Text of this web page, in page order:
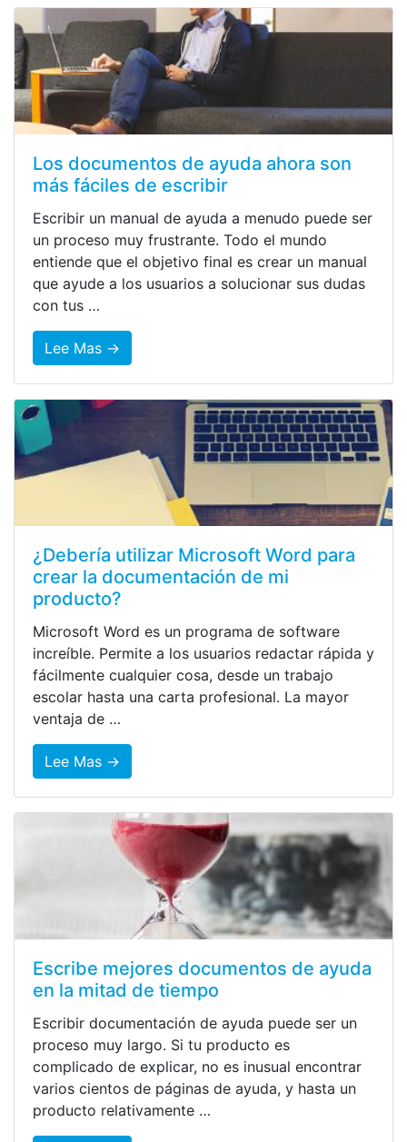
Los documentos de ayuda ahora son
más fáciles de escribir
Escribir un manual de ayuda a menudo puede ser
un proceso muy frustrante. Todo el mundo
entiende que el objetivo final es crear un manual
que ayude a los usuarios a solucionar sus dudas
con tus …
Lee Mas →
¿Debería utilizar Microsoft Word para
crear la documentación de mi
producto?
Microsoft Word es un programa de software
increíble. Permite a los usuarios redactar rápida y
fácilmente cualquier cosa, desde un trabajo
escolar hasta una carta profesional. La mayor
ventaja de …
Lee Mas →
Escribe mejores documentos de ayuda
en la mitad de tiempo
Escribir documentación de ayuda puede ser un
proceso muy largo. Si tu producto es
complicado de explicar, no es inusual encontrar
varios cientos de páginas de ayuda, y hasta un
producto relativamente …